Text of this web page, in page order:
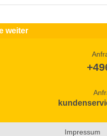
weiter
Impressum